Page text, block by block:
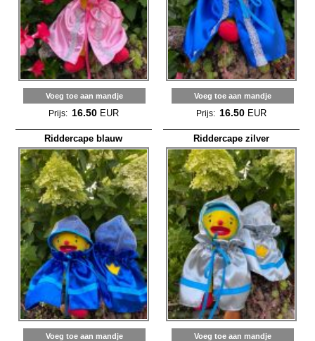
Voeg toe aan mandje
Prijs: 16.50 EUR
Voeg toe aan mandje
Prijs: 16.50 EUR
Riddercape blauw
Voeg toe aan mandje
Riddercape zilver
Voeg toe aan mandje